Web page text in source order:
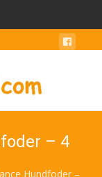
– 4
Hundfoder –